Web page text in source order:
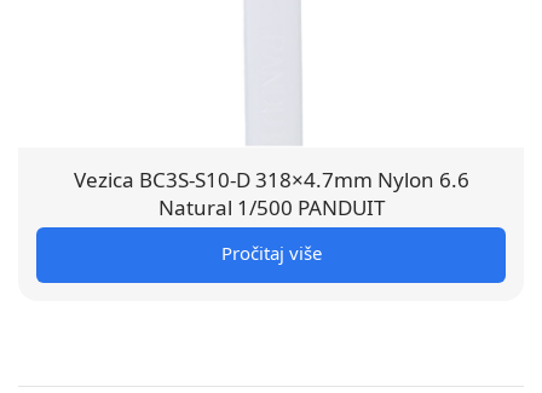
Vezica BC3S-S10-D 318×4.7mm Nylon 6.6
Natural 1/500 PANDUIT
Pročitaj više